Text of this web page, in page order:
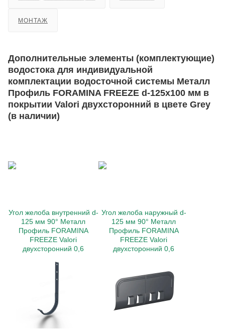
МОНТАЖ
Дополнительные элементы (комплектующие)
водостока для индивидуальной
комплектации водосточной системы Металл
Профиль FORAMINA FREEZE d-125x100 мм в
покрытии Valori двухсторонний в цвете Grey
(в наличии)
Угол желоба внутренний d-
125 мм 90° Металл
Профиль FORAMINA
FREEZE Valori
двухсторонний 0,6
Угол желоба наружный d-
125 мм 90° Металл
Профиль FORAMINA
FREEZE Valori
двухсторонний 0,6